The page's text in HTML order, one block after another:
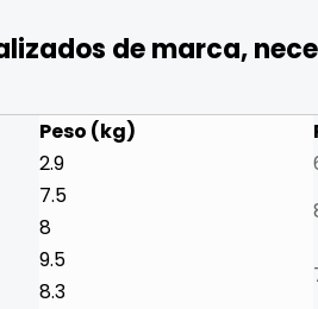
de marca,
Peso (kg)
2.9
7.5
8
9.5
8.3